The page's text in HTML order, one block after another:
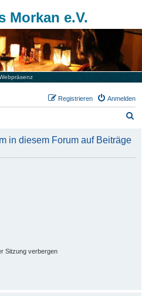
Morkan e.V.
Anmelden
Registrieren
h
in diesem Forum auf Beiträge
Sitzung verbergen